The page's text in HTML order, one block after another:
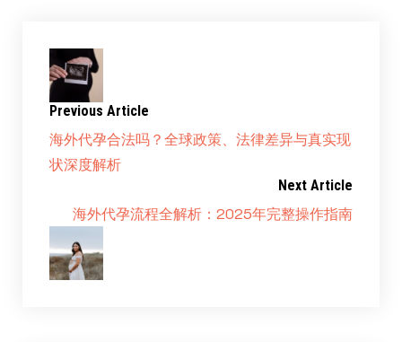
Previous Article
海外代孕合法吗？全球政策、法律差异与真实现
状深度解析
Next Article
海外代孕流程全解析：2025年完整操作指南